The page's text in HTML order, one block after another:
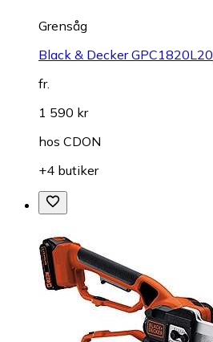
Grensåg
Black & Decker GPC1820L20
fr.
1 590 kr
hos CDON
+4 butiker